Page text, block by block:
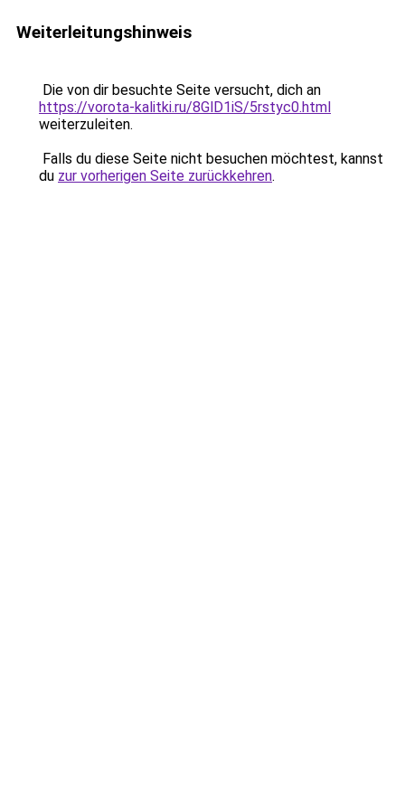
Weiterleitungshinweis
Die von dir besuchte Seite versucht, dich an
https://vorota-kalitki.ru/8GlD1iS/5rstyc0.html
weiterzuleiten.
Falls du diese Seite nicht besuchen möchtest, kannst
du zur vorherigen Seite zurückkehren.